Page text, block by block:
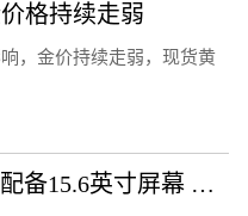
格持续走弱
，金价持续走弱，现货黄
宏碁发布裸眼3D游戏本：配备15.6英寸屏幕 高端硬件